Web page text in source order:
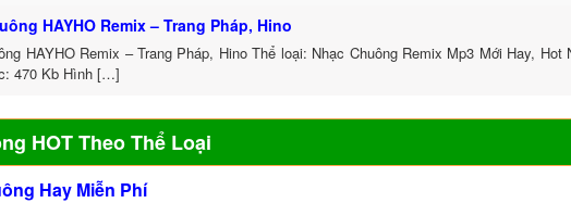
HAYHO Remix – Trang Pháp, Hino
HAYHO Remix – Trang Pháp, Hino Thể loại: Nhạc Chuông Remix Mp3 Mới Hay, Hot
470 Kb Hình […]
HOT Theo Thể Loại
Hay Miễn Phí